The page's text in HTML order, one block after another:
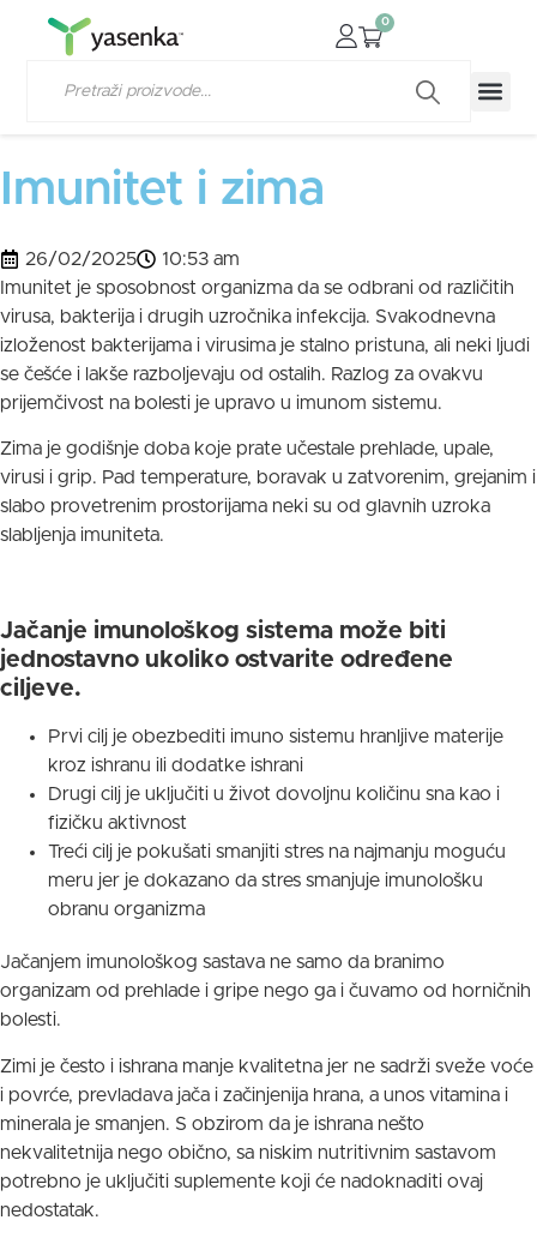
0
Imunitet i zima
26/02/2025
10:53 am
Imunitet je sposobnost organizma da se odbrani od različitih
virusa, bakterija i drugih uzročnika infekcija. Svakodnevna
izloženost bakterijama i virusima je stalno pristuna, ali neki ljudi
se češće i lakše razboljevaju od ostalih. Razlog za ovakvu
prijemčivost na bolesti je upravo u imunom sistemu.
Zima je godišnje doba koje prate učestale prehlade, upale,
virusi i grip. Pad temperature, boravak u zatvorenim, grejanim i
slabo provetrenim prostorijama neki su od glavnih uzroka
slabljenja imuniteta.
Jačanje imunološkog sistema može biti
jednostavno ukoliko ostvarite određene
ciljeve.
Prvi cilj je obezbediti imuno sistemu hranljive materije
kroz ishranu ili dodatke ishrani
Drugi cilj je uključiti u život dovoljnu količinu sna kao i
fizičku aktivnost
Treći cilj je pokušati smanjiti stres na najmanju moguću
meru jer je dokazano da stres smanjuje imunološku
obranu organizma
Jačanjem imunološkog sastava ne samo da branimo
organizam od prehlade i gripe nego ga i čuvamo od horničnih
bolesti.
Zimi je često i ishrana manje kvalitetna jer ne sadrži sveže voće
i povrće, prevladava jača i začinjenija hrana, a unos vitamina i
minerala je smanjen. S obzirom da je ishrana nešto
nekvalitetnija nego obično, sa niskim nutritivnim sastavom
potrebno je uključiti suplemente koji će nadoknaditi ovaj
nedostatak.